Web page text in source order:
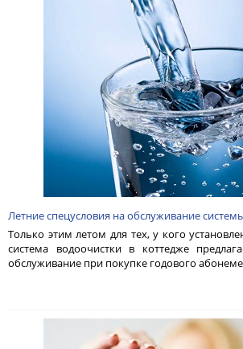
Летние спецусловия на обслуживание
Только этим летом для тех, у кого
система водоочистки в коттедже
обслуживание при покупке годового